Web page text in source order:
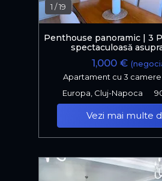
1 /19
Penthouse panoramic | 3
spectaculoasă
1,000 €
Apartament cu 3
Europa, Cluj-Napoca
Vezi mai multe